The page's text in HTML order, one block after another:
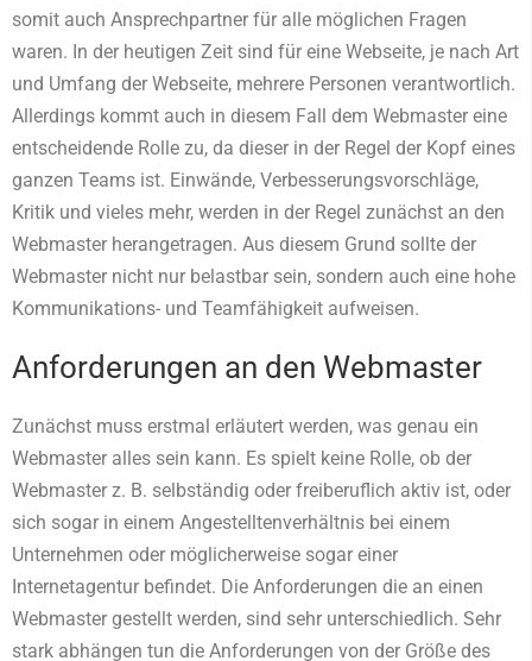
somit auch Ansprechpartner für alle möglichen Fragen
waren. In der heutigen Zeit sind für eine Webseite, je nach Art
und Umfang der Webseite, mehrere Personen verantwortlich.
Allerdings kommt auch in diesem Fall dem Webmaster eine
entscheidende Rolle zu, da dieser in der Regel der Kopf eines
ganzen Teams ist. Einwände, Verbesserungsvorschläge,
Kritik und vieles mehr, werden in der Regel zunächst an den
Webmaster herangetragen. Aus diesem Grund sollte der
Webmaster nicht nur belastbar sein, sondern auch eine hohe
Kommunikations- und Teamfähigkeit aufweisen.
Anforderungen an den Webmaster
Zunächst muss erstmal erläutert werden, was genau ein
Webmaster alles sein kann. Es spielt keine Rolle, ob der
Webmaster z. B. selbständig oder freiberuflich aktiv ist, oder
sich sogar in einem Angestelltenverhältnis bei einem
Unternehmen oder möglicherweise sogar einer
Internetagentur befindet. Die Anforderungen die an einen
Webmaster gestellt werden, sind sehr unterschiedlich. Sehr
stark abhängen tun die Anforderungen von der Größe des